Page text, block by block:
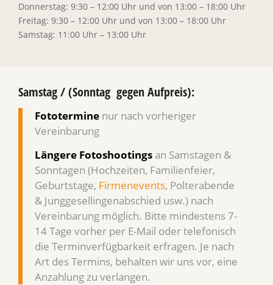
Donnerstag: 9:30 – 12:00 Uhr und von 13:00 – 18:00 Uhr
Freitag: 9:30 – 12:00 Uhr und von 13:00 – 18:00 Uhr
Samstag: 11:00 Uhr – 13:00 Uhr
Samstag / (Sonntag gegen Aufpreis):
Fototermine nur nach vorheriger
Vereinbarung
Längere Fotoshootings an Samstagen &
Sonntagen (Hochzeiten, Familienfeier,
Geburtstage, Firmenevents, Polterabende
& Junggesellingenabschied usw.) nach
Vereinbarung möglich. Bitte mindestens 7-
14 Tage vorher per E-Mail oder telefonisch
die Terminverfügbarkeit erfragen. Je nach
Art des Termins, behalten wir uns vor, eine
Anzahlung zu verlangen.